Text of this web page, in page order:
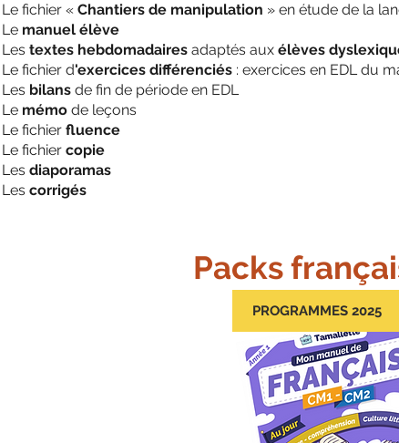
Le fichier « Chantiers de manipulation » en étude de la
Le manuel élève
Les textes hebdomadaires adaptés aux élèves
Le fichier d'exercices différenciés : exercices en EDL du
Les bilans de fin de période en EDL
Le mémo de leçons
Le fichier fluence
Le fichier copie
Les diaporamas
Les corrigés
Packs
PROGRAMMES 2025